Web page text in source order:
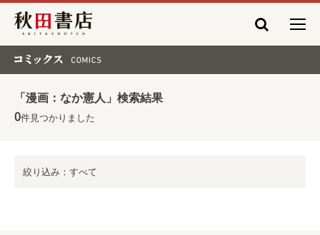
秋田書店
「漫画：なか憲人」検索結果
0件見つかりました
絞り込み：すべて